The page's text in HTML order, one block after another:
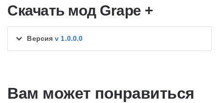
Скачать мод Grape +
Версияv 1.0.0.0
Вам может понравиться